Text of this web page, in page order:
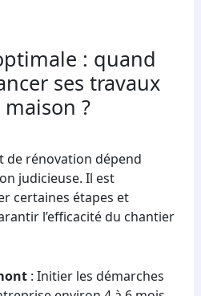
: quand
ses travaux
?
de rénovation dépend
judicieuse. Il est
certaines étapes et
l’efficacité du chantier
: Initier les démarches